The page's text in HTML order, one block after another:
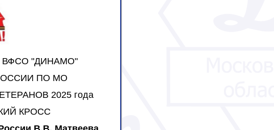
ВФСО "ДИНАМО"
ПО МО
2025 года
КРОСС